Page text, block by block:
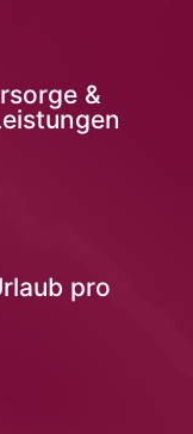
&
pro